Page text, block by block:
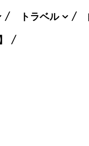
トラベル